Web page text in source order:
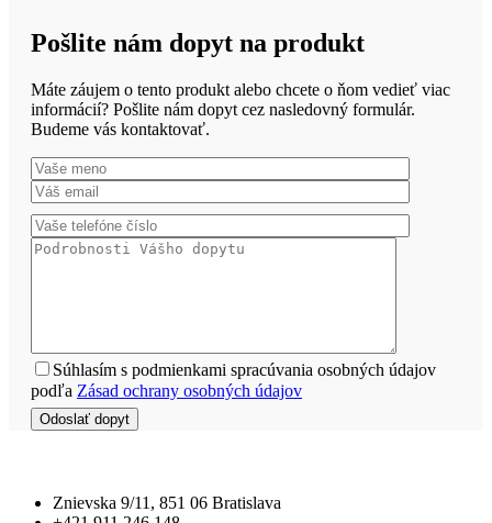
Pošlite nám dopyt na produkt
Máte záujem o tento produkt alebo chcete o ňom vedieť viac
informácií? Pošlite nám dopyt cez nasledovný formulár.
Budeme vás kontaktovať.
Súhlasím s podmienkami spracúvania osobných údajov
podľa Zásad ochrany osobných údajov
Znievska 9/11, 851 06 Bratislava